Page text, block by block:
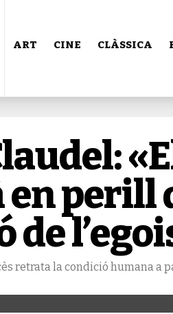
ART CINE CLÀSSICA
en perill
retrata la condició humana